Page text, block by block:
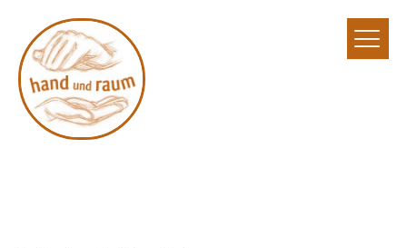
springen